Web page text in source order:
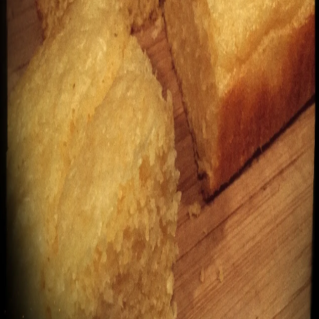
pasta fresca
40 min Facile Plats
Accompagnement farine ialie
Brochette de poulet au citron, cumin et
coriandre; Couscous vert aux amandes du café
des épices.
À préciser FacilePlats
amande # blancs de poulet#citronnelle
Pain de maïs